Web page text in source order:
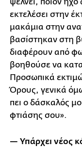
ψέλνει, ποιον
εκτελέσει στην
μακάμια στην
βασίστηκαν στη
διαφέρουν από
βοηθούσε να
Προσωπικά
Όρους, γενικά
πει ο δάσκαλός
φτιάσης σου».
— Υπάρχει νέος